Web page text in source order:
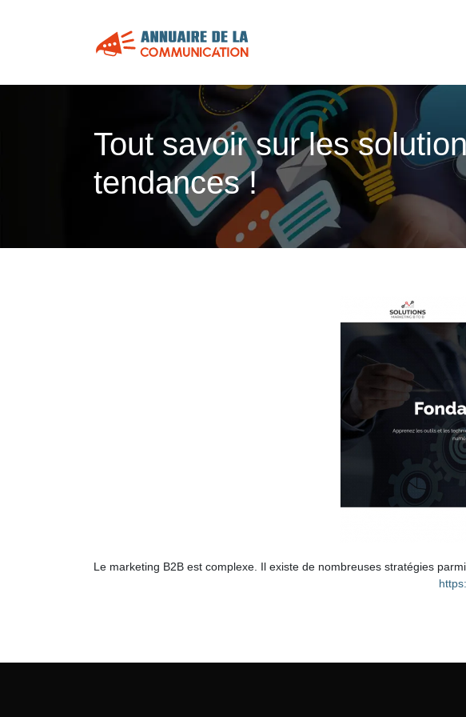
Tout savoir sur les
tendances !
Le marketing B2B est complexe. Il existe de nombreuses stratégies